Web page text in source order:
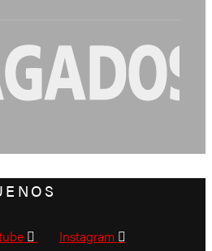
Instagram